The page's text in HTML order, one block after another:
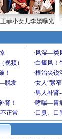
王菲小女儿李嫣曝光